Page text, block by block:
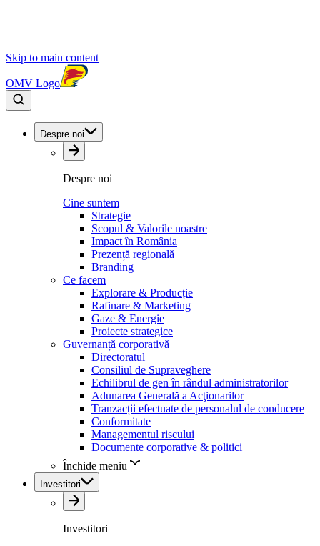
Skip to main content
OMV Logo
Despre noi
Despre noi
Cine suntem
Strategie
Scopul & Valorile noastre
Impact în România
Prezență regională
Branding
Ce facem
Explorare & Producție
Rafinare & Marketing
Gaze & Energie
Proiecte strategice
Guvernanță corporativă
Directoratul
Consiliul de Supraveghere
Echilibrul de gen în rândul administratorilor
Adunarea Generală a Acţionarilor
Tranzacții efectuate de personalul de conducere
Conformitate
Managementul riscului
Documente corporative & politici
Închide meniu
Investitori
Investitori